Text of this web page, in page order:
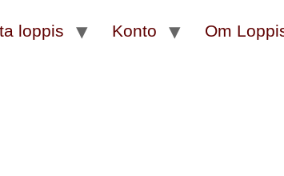
loppis Konto Om